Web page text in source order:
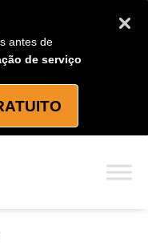
antes de
de serviço